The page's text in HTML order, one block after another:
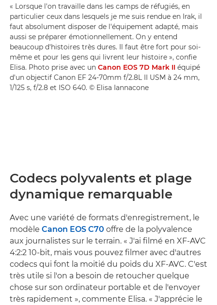
« Lorsque l'on travaille dans les camps de réfugiés, en
particulier ceux dans lesquels je me suis rendue en Irak, il
faut absolument disposer de l'équipement adapté, mais
aussi se préparer émotionnellement. On y entend
beaucoup d'histoires très dures. Il faut être fort pour soi-
même et pour les gens qui livrent leur histoire », confie
Elisa. Photo prise avec un Canon EOS 7D Mark II équipé
d'un objectif Canon EF 24-70mm f/2.8L II USM à 24 mm,
1/125 s, f/2.8 et ISO 640. © Elisa Iannacone
Codecs polyvalents et plage
dynamique remarquable
Avec une variété de formats d'enregistrement, le
modèle Canon EOS C70 offre de la polyvalence
aux journalistes sur le terrain. « J'ai filmé en XF-AVC
4:2:2 10-bit, mais vous pouvez filmer avec d'autres
codecs qui font la moitié du poids du XF-AVC. C'est
très utile si l'on a besoin de retoucher quelque
chose sur son ordinateur portable et de l'envoyer
très rapidement », commente Elisa. « J'apprécie le